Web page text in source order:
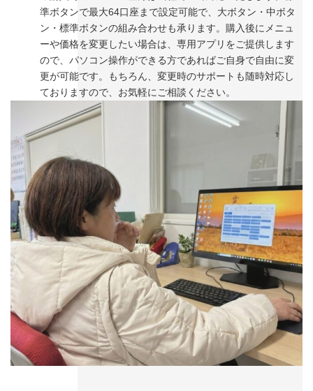
準ボタンで最大64口座まで設定可能で、大ボタン・中ボタ
ン・標準ボタンの組み合わせも承ります。購入後にメニュ
ーや価格を変更したい場合は、専用アプリをご提供します
ので、パソコン操作ができる方であればご自身で自由に変
更が可能です。もちろん、変更時のサポートも随時対応し
ておりますので、お気軽にご相談ください。